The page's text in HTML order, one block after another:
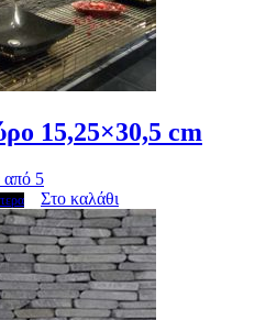
15,25×30,5 cm
από 5
Στο καλάθι